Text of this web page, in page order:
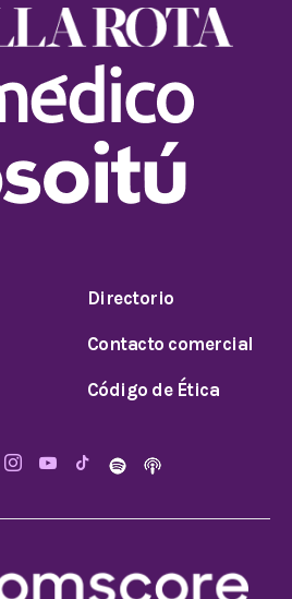
Directorio
Contacto comercial
Código de Ética